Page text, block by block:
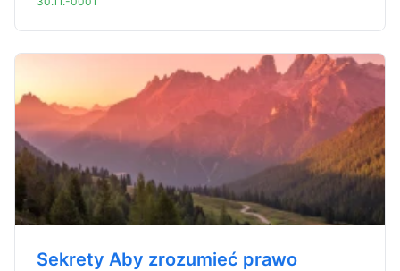
Sekrety Aby zrozumieć prawo